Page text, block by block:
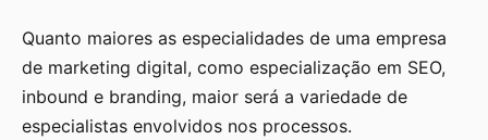
Quanto maiores as especialidades de uma empresa
de marketing digital, como especialização em SEO,
inbound e branding, maior será a variedade de
especialistas envolvidos nos processos.